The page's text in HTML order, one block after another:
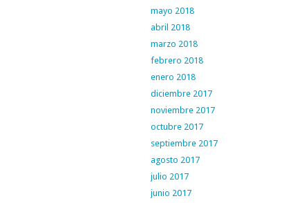
mayo 2018
abril 2018
marzo 2018
febrero 2018
enero 2018
diciembre 2017
noviembre 2017
octubre 2017
septiembre 2017
agosto 2017
julio 2017
junio 2017